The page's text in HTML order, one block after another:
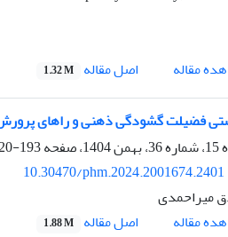
مقاله
اصل مقاله 1.32 M
فضیلت گشودگی ذهنی و راهای
صفحه
193-220
10.30470/phm.2024.2001674.2401
میراحمدی
مقاله
اصل مقاله 1.88 M